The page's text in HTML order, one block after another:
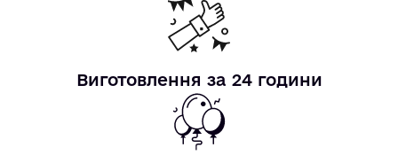
Виготовлення за 24 години